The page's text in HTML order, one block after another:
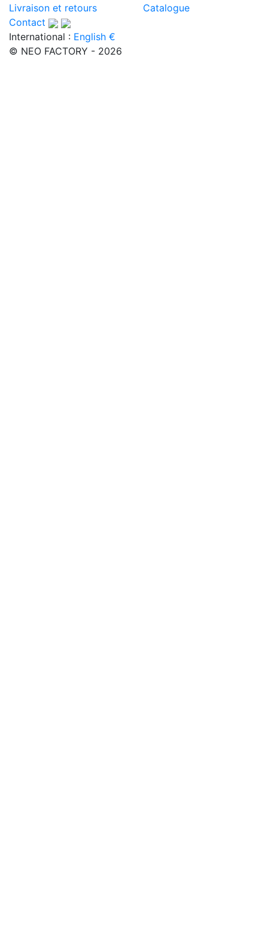
Livraison et retours
Catalogue
Contact
International : English €
© NEO FACTORY - 2026